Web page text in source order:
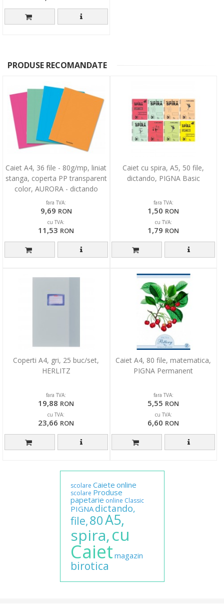
PRODUSE RECOMANDATE
Caiet A4, 36 file - 80g/mp, liniat
stanga, coperta PP transparent
color, AURORA - dictando
fara TVA:
9,69 RON
cu TVA:
11,53 RON
Caiet cu spira, A5, 50 file,
dictando, PIGNA Basic
fara TVA:
1,50 RON
cu TVA:
1,79 RON
Coperti A4, gri, 25 buc/set,
HERLITZ
fara TVA:
19,88 RON
cu TVA:
23,66 RON
Caiet A4, 80 file, matematica,
PIGNA Permanent
fara TVA:
5,55 RON
cu TVA:
6,60 RON
scolare Caiete online
scolare Produse
papetarie online Classic
PIGNA dictando,
file,80A5,
spira,cu
Caiet magazin
birotica